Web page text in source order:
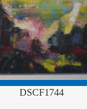
DSCF1744